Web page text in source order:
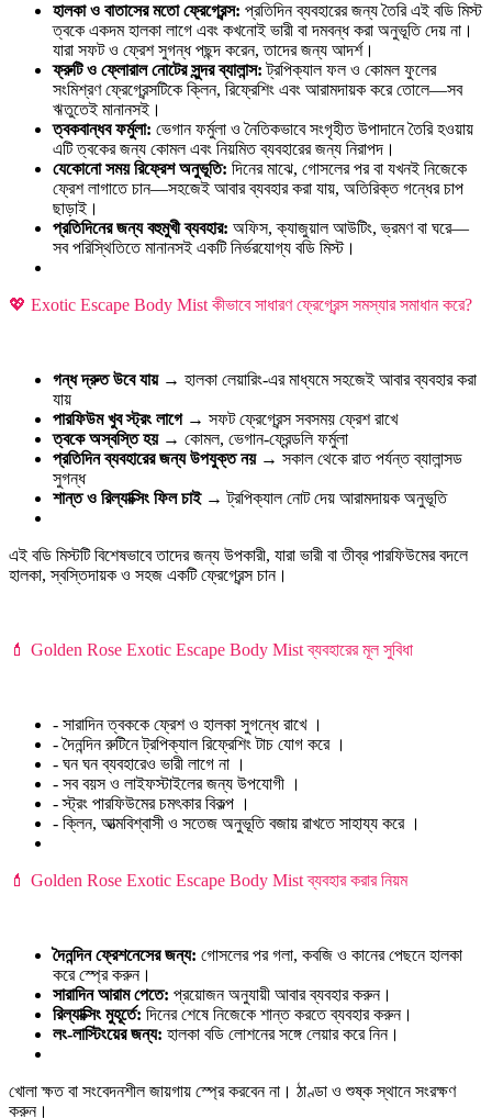
হালকা ও বাতাসের মতো ফ্রেগ্রেন্স: প্রতিদিন ব্যবহারের জন্য তৈরি এই বডি মিস্ট
ত্বকে একদম হালকা লাগে এবং কখনোই ভারী বা দমবন্ধ করা অনুভূতি দেয় না।
যারা সফট ও ফ্রেশ সুগন্ধ পছন্দ করেন, তাদের জন্য আদর্শ।
ফ্রুটি ও ফ্লোরাল নোটের সুন্দর ব্যালান্স: ট্রপিক্যাল ফল ও কোমল ফুলের
সংমিশ্রণ ফ্রেগ্রেন্সটিকে ক্লিন, রিফ্রেশিং এবং আরামদায়ক করে তোলে—সব
ঋতুতেই মানানসই।
ত্বকবান্ধব ফর্মুলা: ভেগান ফর্মুলা ও নৈতিকভাবে সংগৃহীত উপাদানে তৈরি হওয়ায়
এটি ত্বকের জন্য কোমল এবং নিয়মিত ব্যবহারের জন্য নিরাপদ।
যেকোনো সময় রিফ্রেশ অনুভূতি: দিনের মাঝে, গোসলের পর বা যখনই নিজেকে
ফ্রেশ লাগাতে চান—সহজেই আবার ব্যবহার করা যায়, অতিরিক্ত গন্ধের চাপ
ছাড়াই।
প্রতিদিনের জন্য বহুমুখী ব্যবহার: অফিস, ক্যাজুয়াল আউটিং, ভ্রমণ বা ঘরে—
সব পরিস্থিতিতে মানানসই একটি নির্ভরযোগ্য বডি মিস্ট।
💖 Exotic Escape Body Mist কীভাবে সাধারণ ফ্রেগ্রেন্স সমস্যার সমাধান করে?
গন্ধ দ্রুত উবে যায় → হালকা লেয়ারিং-এর মাধ্যমে সহজেই আবার ব্যবহার করা
যায়
পারফিউম খুব স্ট্রং লাগে→ সফট ফ্রেগ্রেন্স সবসময় ফ্রেশ রাখে
ত্বকে অস্বস্তি হয়→ কোমল, ভেগান-ফ্রেন্ডলি ফর্মুলা
প্রতিদিন ব্যবহারের জন্য উপযুক্ত নয়→ সকাল থেকে রাত পর্যন্ত ব্যালান্সড
সুগন্ধ
শান্ত ও রিল্যাক্সিং ফিল চাই → ট্রপিক্যাল নোট দেয় আরামদায়ক অনুভূতি
এই বডি মিস্টটি বিশেষভাবে তাদের জন্য উপকারী, যারা ভারী বা তীব্র পারফিউমের বদলে
হালকা, স্বস্তিদায়ক ও সহজ একটি ফ্রেগ্রেন্স চান।
💄 Golden Rose Exotic Escape Body Mist ব্যবহারের মূল সুবিধা
- সারাদিন ত্বককে ফ্রেশ ও হালকা সুগন্ধে রাখে ।
- দৈনন্দিন রুটিনে ট্রপিক্যাল রিফ্রেশিং টাচ যোগ করে ।
- ঘন ঘন ব্যবহারেও ভারী লাগে না ।
- সব বয়স ও লাইফস্টাইলের জন্য উপযোগী ।
- স্ট্রং পারফিউমের চমৎকার বিকল্প ।
- ক্লিন, আত্মবিশ্বাসী ও সতেজ অনুভূতি বজায় রাখতে সাহায্য করে ।
💄 Golden Rose Exotic Escape Body Mist ব্যবহার করার নিয়ম
দৈনন্দিন ফ্রেশনেসের জন্য: গোসলের পর গলা, কবজি ও কানের পেছনে হালকা
করে স্প্রে করুন।
সারাদিন আরাম পেতে: প্রয়োজন অনুযায়ী আবার ব্যবহার করুন।
রিল্যাক্সিং মুহূর্তে: দিনের শেষে নিজেকে শান্ত করতে ব্যবহার করুন।
লং-লাস্টিংয়ের জন্য: হালকা বডি লোশনের সঙ্গে লেয়ার করে নিন।
খোলা ক্ষত বা সংবেদনশীল জায়গায় স্প্রে করবেন না। ঠাণ্ডা ও শুষ্ক স্থানে সংরক্ষণ
করুন।